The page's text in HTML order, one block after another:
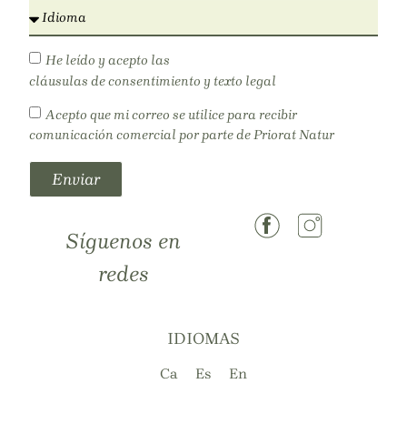
He leído y acepto las
cláusulas de consentimiento y texto legal
Acepto que mi correo se utilice para recibir
comunicación comercial por parte de Priorat Natur
Enviar
Síguenos en
redes
IDIOMAS
Ca Es En